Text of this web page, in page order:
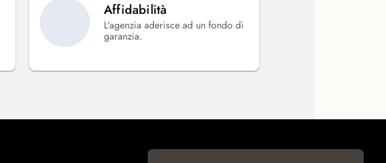
Affidabilità
L'agenzia aderisce ad un fondo di
garanzia.